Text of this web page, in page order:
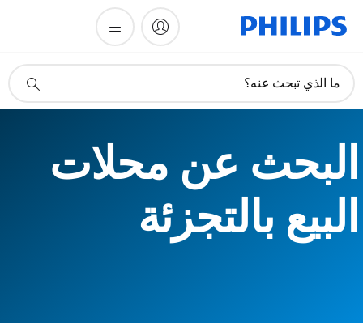
دعم
ما الذي تبحث عنه؟
البحث عن محلات
البيع بالتجزئة